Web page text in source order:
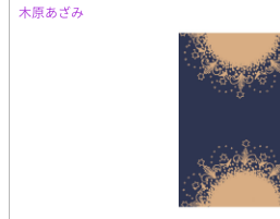
木原あざみ